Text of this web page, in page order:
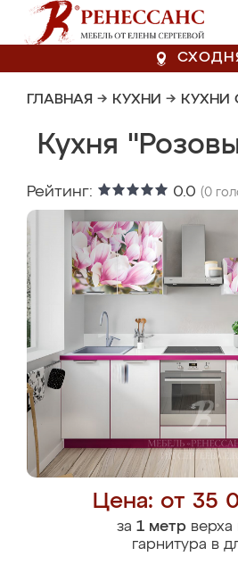
ГЛАВНАЯ → КУХНИ → КУХНИ
Кухня
Рейтинг: 0.0 (0
Цена: от 35
за 1 метрверха
гарнитура в